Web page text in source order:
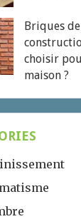
Briques de
choisir
maison ?